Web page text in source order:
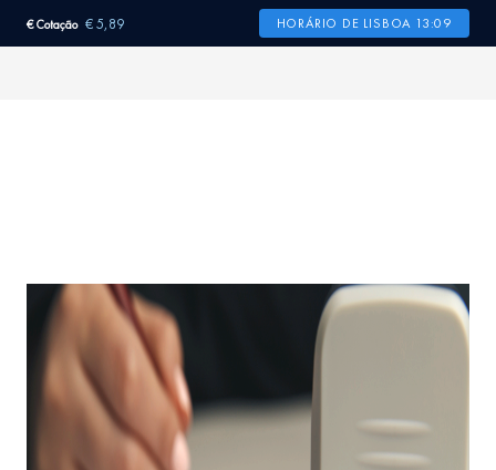
€ Cotação € 5,89 HORÁRIO DE LISBOA 13:09